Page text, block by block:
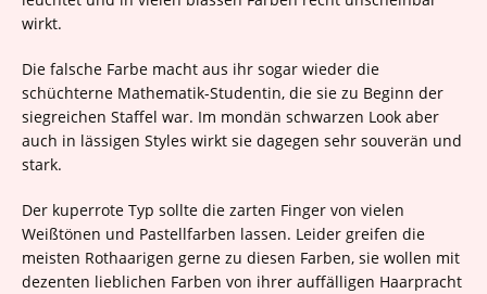
wirkt.
Die falsche Farbe macht aus ihr sogar wieder die
schüchterne Mathematik-Studentin, die sie zu Beginn der
siegreichen Staffel war. Im mondän schwarzen Look aber
auch in lässigen Styles wirkt sie dagegen sehr souverän und
stark.
Der kuperrote Typ sollte die zarten Finger von vielen
Weißtönen und Pastellfarben lassen. Leider greifen die
meisten Rothaarigen gerne zu diesen Farben, sie wollen mit
dezenten lieblichen Farben von ihrer auffälligen Haarpracht